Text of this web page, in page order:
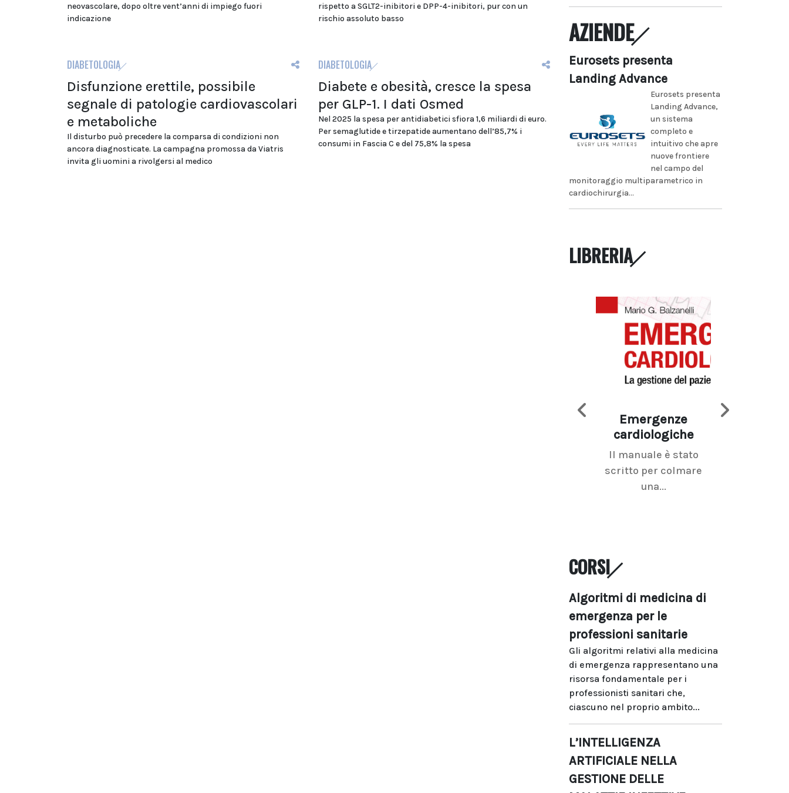
neovascolare, dopo oltre vent’anni di impiego fuori
indicazione
rispetto a SGLT2-inibitori e DPP-4-inibitori, pur con un
rischio assoluto basso
DIABETOLOGIA
Disfunzione erettile, possibile
segnale di patologie cardiovascolari
e metaboliche
Il disturbo può precedere la comparsa di condizioni non
ancora diagnosticate. La campagna promossa da Viatris
invita gli uomini a rivolgersi al medico
DIABETOLOGIA
Diabete e obesità, cresce la spesa
per GLP-1. I dati Osmed
Nel 2025 la spesa per antidiabetici sfiora 1,6 miliardi di euro.
Per semaglutide e tirzepatide aumentano dell’85,7% i
consumi in Fascia C e del 75,8% la spesa
AZIENDE
Eurosets presenta
Landing Advance
Eurosets presenta
Landing Advance,
un sistema
completo e
intuitivo che apre
nuove frontiere
nel campo del
monitoraggio multiparametrico in
cardiochirurgia...
LIBRERIA
Emergenze
cardiologiche
Il manuale è stato
scritto per colmare
una...
CORSI
Algoritmi di medicina di
emergenza per le
professioni sanitarie
Gli algoritmi relativi alla medicina
di emergenza rappresentano una
risorsa fondamentale per i
professionisti sanitari che,
ciascuno nel proprio ambito...
L’INTELLIGENZA
ARTIFICIALE NELLA
GESTIONE DELLE